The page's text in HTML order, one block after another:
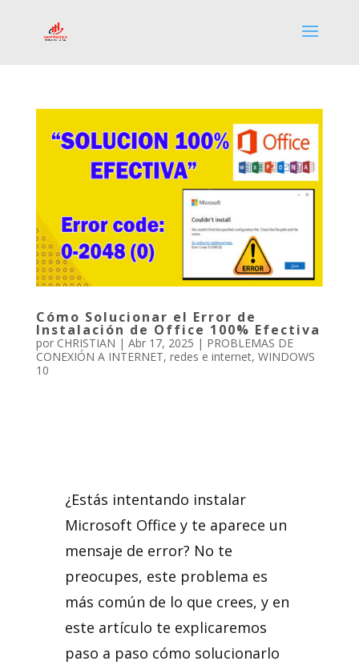
Cómo Solucionar el Error de
Instalación de Office 100% Efectiva
por CHRISTIAN | Abr 17, 2025 | PROBLEMAS DE
CONEXIÓN A INTERNET, redes e internet, WINDOWS
10
¿Estás intentando instalar
Microsoft Office y te aparece un
mensaje de error? No te
preocupes, este problema es
más común de lo que crees, y en
este artículo te explicaremos
paso a paso cómo solucionarlo